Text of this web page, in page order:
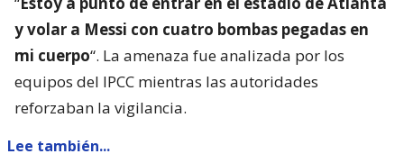
y volar a Messi con cuatro bombas pegadas en
mi cuerpo“. La amenaza fue analizada por los
equipos del IPCC mientras las autoridades
reforzaban la vigilancia.
Lee también...